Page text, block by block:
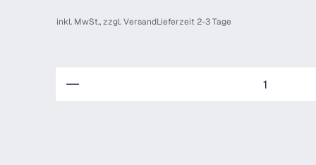
inkl. MwSt., zzgl.VersandLieferzeit 2-3 Tage